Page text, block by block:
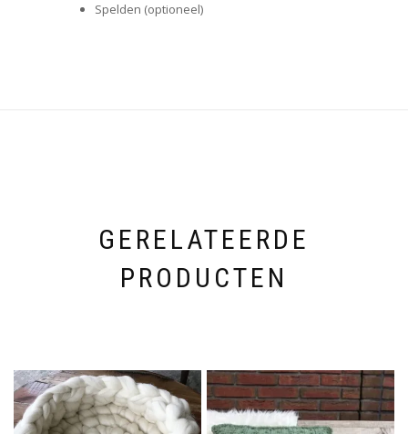
Spelden (optioneel)
GERELATEERDE
PRODUCTEN